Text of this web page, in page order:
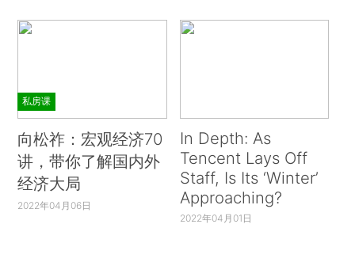
私房课
向松祚：宏观经济70
讲，带你了解国内外
经济大局
2022年04月06日
In Depth: As
Tencent Lays Off
Staff, Is Its ‘Winter’
Approaching?
2022年04月01日